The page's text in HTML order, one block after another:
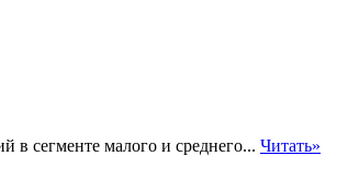
в сегменте малого и среднего... Читать»